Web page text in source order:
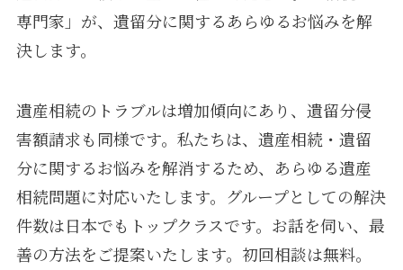
専門家」が、遺留分に関するあらゆるお悩みを解
決します。
遺産相続のトラブルは増加傾向にあり、遺留分侵
害額請求も同様です。私たちは、遺産相続・遺留
分に関するお悩みを解消するため、あらゆる遺産
相続問題に対応いたします。グループとしての解決
件数は日本でもトップクラスです。お話を伺い、最
善の方法をご提案いたします。初回相談は無料。